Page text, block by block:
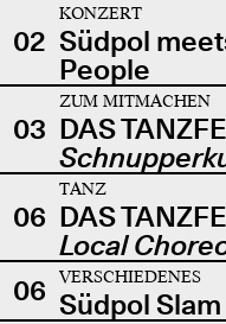
02
KONZERT
Südpol
People
03
ZUM MITMACHEN
DAS
06
TANZ
DAS
Local
06
VERSCHIEDENES
Südpol Slam